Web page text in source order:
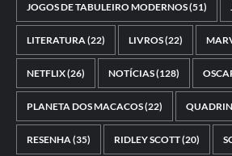
JOGOS DE TABULEIRO MODERNOS(51)
LITERATURA(22) LIVROS(22)
NETFLIX(26) NOTÍCIAS(128)
PLANETA DOS MACACOS(22)
RESENHA(35) RIDLEY SCOTT(20)